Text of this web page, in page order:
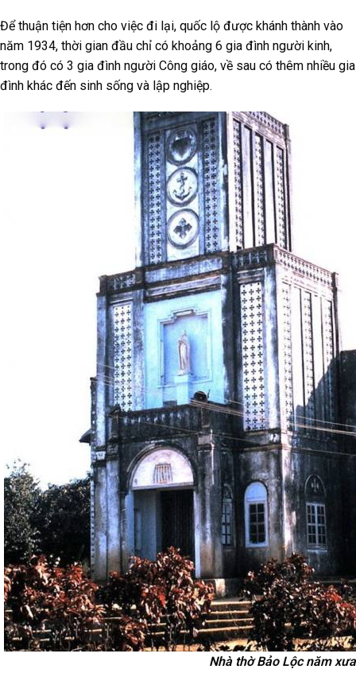
Để thuận tiện hơn cho việc đi lại, quốc lộ được khánh thành vào
năm 1934, thời gian đầu chỉ có khoảng 6 gia đình người kinh,
trong đó có 3 gia đình người Công giáo, về sau có thêm nhiều gia
đình khác đến sinh sống và lập nghiệp.
Nhà thờ Bảo Lộc năm xưa